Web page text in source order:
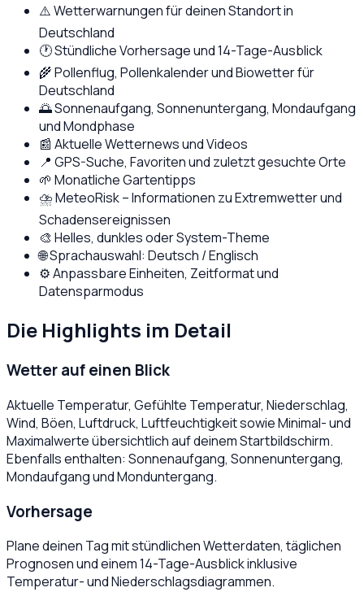
⚠️ Wetterwarnungen für deinen Standort in
Deutschland
🕐 Stündliche Vorhersage und 14-Tage-Ausblick
🌾 Pollenflug, Pollenkalender und Biowetter für
Deutschland
🌅 Sonnenaufgang, Sonnenuntergang, Mondaufgang
und Mondphase
📰 Aktuelle Wetternews und Videos
📍 GPS-Suche, Favoriten und zuletzt gesuchte Orte
🌱 Monatliche Gartentipps
⛈️ MeteoRisk – Informationen zu Extremwetter und
Schadensereignissen
🎨 Helles, dunkles oder System-Theme
🌐 Sprachauswahl: Deutsch / Englisch
⚙️ Anpassbare Einheiten, Zeitformat und
Datensparmodus
Die Highlights im Detail
Wetter auf einen Blick
Aktuelle Temperatur, Gefühlte Temperatur, Niederschlag,
Wind, Böen, Luftdruck, Luftfeuchtigkeit sowie Minimal- und
Maximalwerte übersichtlich auf deinem Startbildschirm.
Ebenfalls enthalten: Sonnenaufgang, Sonnenuntergang,
Mondaufgang und Monduntergang.
Vorhersage
Plane deinen Tag mit stündlichen Wetterdaten, täglichen
Prognosen und einem 14-Tage-Ausblick inklusive
Temperatur- und Niederschlagsdiagrammen.